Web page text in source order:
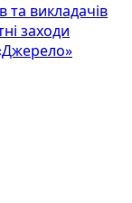
та викладачів
заходи